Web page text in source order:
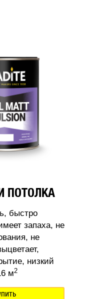
ПОТОЛКА
быстро
запаха, не
не
низкий
м2